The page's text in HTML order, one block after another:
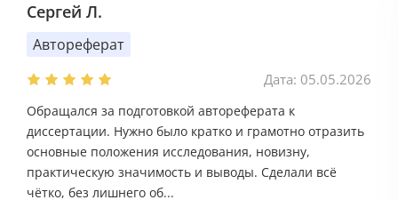
Сергей Л.
Автореферат
Дата: 05.05.2026
Обращался за подготовкой автореферата к
диссертации. Нужно было кратко и грамотно отразить
основные положения исследования, новизну,
практическую значимость и выводы. Сделали всё
чётко, без лишнего об...